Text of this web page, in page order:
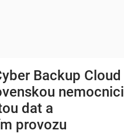
Backup Cloud
nemocnici
dat a
provozu